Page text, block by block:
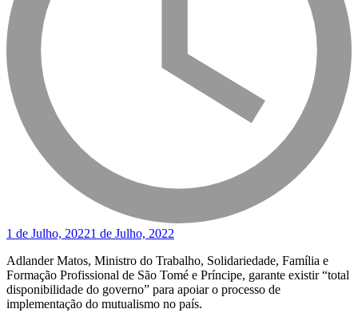
1 de Julho, 20221 de Julho, 2022
Adlander Matos, Ministro do Trabalho, Solidariedade, Família e
Formação Profissional de São Tomé e Príncipe, garante existir “total
disponibilidade do governo” para apoiar o processo de
implementação do mutualismo no país.